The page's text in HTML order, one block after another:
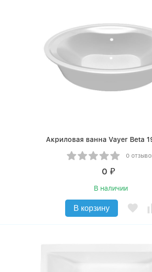
Акриловая ванна Vayer Beta
0
0 ₽
В наличии
В корзину